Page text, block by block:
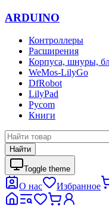
ARDUINO
Контроллеры
Расширения
Корпуса, шнуры,
WeMos-LilyGo
DfRobot
LilyPad
Pycom
Книги
Найти
Toggle theme
О нас Избранное